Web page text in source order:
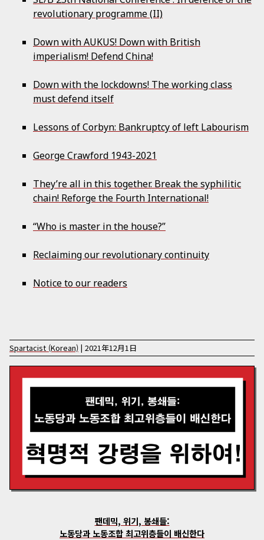
revolutionary programme (II)
Down with AUKUS! Down with British
imperialism! Defend China!
Down with the lockdowns! The working class
must defend itself
Lessons of Corbyn: Bankruptcy of left Labourism
George Crawford 1943-2021
They’re all in this together. Break the syphilitic
chain! Reforge the Fourth International!
“Who is master in the house?”
Reclaiming our revolutionary continuity
Notice to our readers
Spartacist (Korean) | 2021年12月1日
팬데믹, 위기, 봉쇄들:
노동당과 노동조합 최고위층들이 배신한다